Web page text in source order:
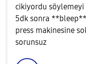
cikiyordu
5dk sonra
press makinesine
sorunsuz